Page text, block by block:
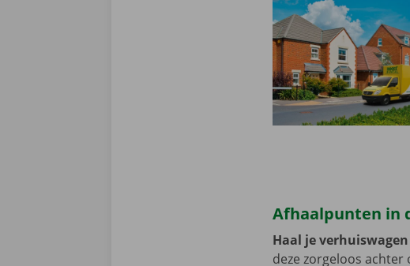
Afhaalpunten in
Haal je
deze zorgeloos achter